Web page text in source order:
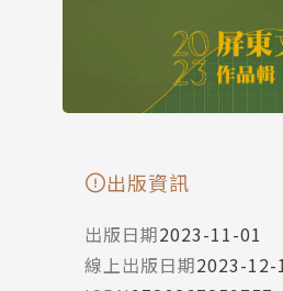
出版資訊
出版日期2023-11-01
線上出版日期2023-12-